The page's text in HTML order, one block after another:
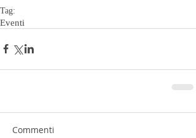
Tag:
Eventi
Commenti